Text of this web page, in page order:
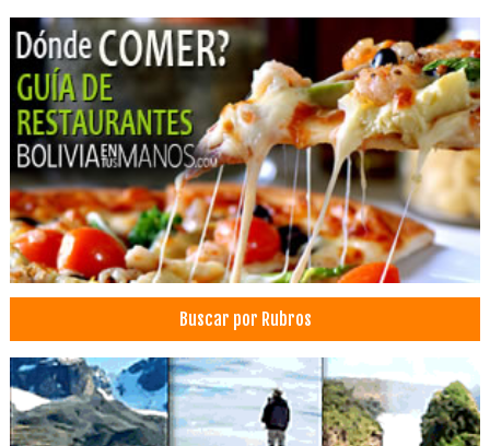
Tableros
Orientación psicológica
Psicólogos
Psicologia Familiar
Grúas y Montacargas
Montacargas
Venta de Toner
Recarga de Toner
Accesorios para impresoras
Accesorios para Imprenta
Construcciones
Materiales de Construcción
Buscar por Rubros